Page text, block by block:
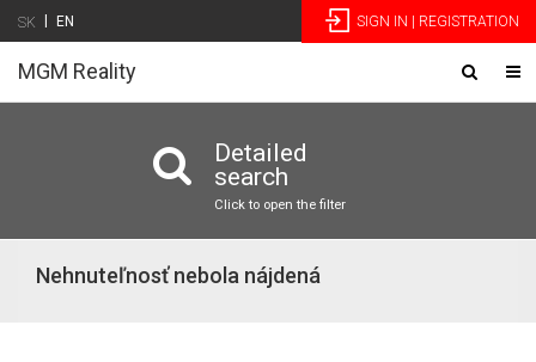
SK | EN SIGN IN | REGISTRATION
Toggle
MGM Reality
Detailed
search
Click to open the filter
Nehnuteľnosť nebola nájdená